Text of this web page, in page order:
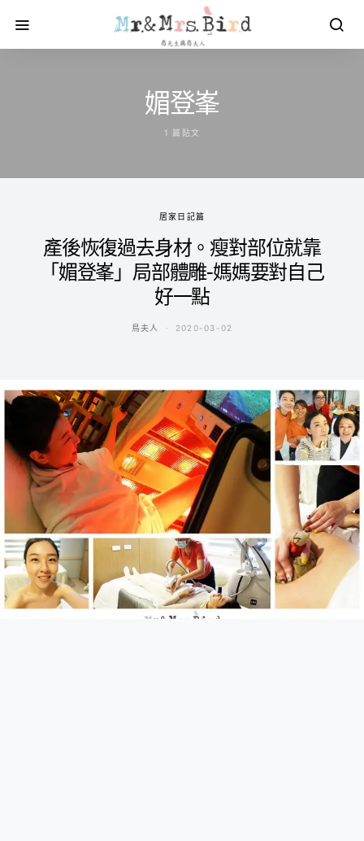
媚登峯
1 篇貼文
居家日記篇
產後恢復過去身材。瘦對部位就靠
「媚登峯」局部體雕-媽媽要對自己
好一點
鳥夫人 2020-03-02